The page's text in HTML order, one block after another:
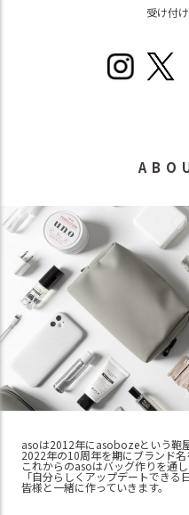
受け付
asoは2012年にasobozeという鞄
2022年の10周年を期にブランド名
これからのasoはバッグ作りを通
「自分らしくアップデートできる
皆様と一緒に作っていきます。